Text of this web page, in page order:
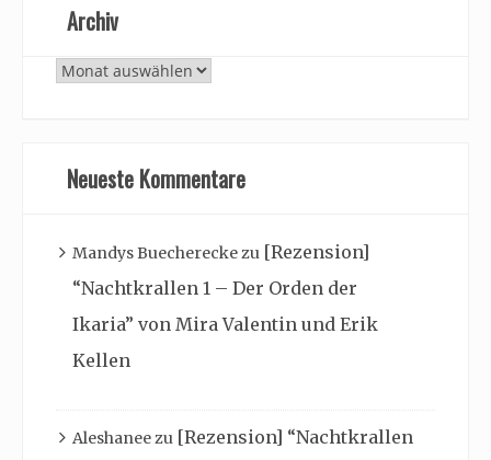
Archiv
Archiv
Neueste Kommentare
Mandys Buechereckezu [Rezension]
“Nachtkrallen 1 – Der Orden der
Ikaria” von Mira Valentin und Erik
Kellen
Aleshaneezu [Rezension] “Nachtkrallen